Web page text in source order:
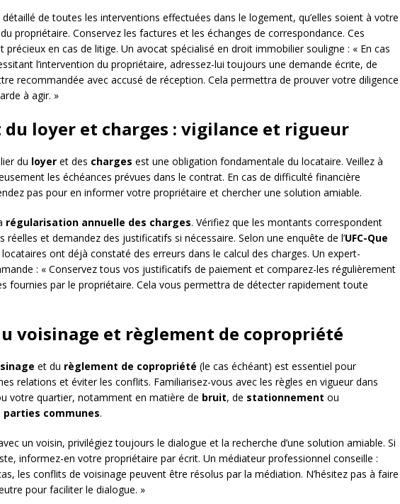
de toutes les interventions effectuées dans le logement, qu’elles soient à votre
propriétaire. Conservez les factures et les échanges de correspondance. Ces
précieux en cas de litige. Un avocat spécialisé en droit immobilier souligne : « En cas
l’intervention du propriétaire, adressez-lui toujours une demande écrite, de
recommandée avec accusé de réception. Cela permettra de prouver votre diligence
à agir. »
du loyer et charges : vigilance et rigueur
du loyer et des charges est une obligation fondamentale du locataire. Veillez à
les échéances prévues dans le contrat. En cas de difficulté financière
pas pour en informer votre propriétaire et chercher une solution amiable.
régularisation annuelle des charges. Vérifiez que les montants correspondent
réelles et demandez des justificatifs si nécessaire. Selon une enquête de l’UFC-Que
locataires ont déjà constaté des erreurs dans le calcul des charges. Un expert-
: « Conservez tous vos justificatifs de paiement et comparez-les régulièrement
fournies par le propriétaire. Cela vous permettra de détecter rapidement toute
voisinage et règlement de copropriété
et du règlement de copropriété (le cas échéant) est essentiel pour
relations et éviter les conflits. Familiarisez-vous avec les règles en vigueur dans
votre quartier, notamment en matière de bruit, de stationnement ou
communes.
un voisin, privilégiez toujours le dialogue et la recherche d’une solution amiable. Si
informez-en votre propriétaire par écrit. Un médiateur professionnel conseille :
les conflits de voisinage peuvent être résolus par la médiation. N’hésitez pas à faire
pour faciliter le dialogue. »